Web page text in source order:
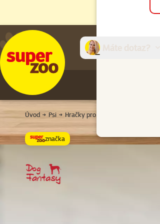
Úvod Psi Hračky pro psy
značka